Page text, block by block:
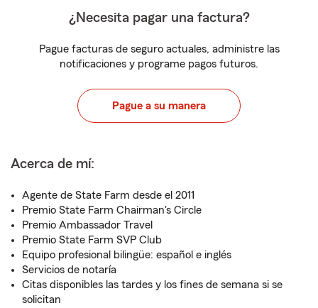
¿Necesita pagar una factura?
Pague facturas de seguro actuales, administre las
notificaciones y programe pagos futuros.
Pague a su manera
Acerca de mí:
Agente de State Farm desde el 2011
Premio State Farm Chairman's Circle
Premio Ambassador Travel
Premio State Farm SVP Club
Equipo profesional bilingüe: español e inglés
Servicios de notaría
Citas disponibles las tardes y los fines de semana si se
solicitan